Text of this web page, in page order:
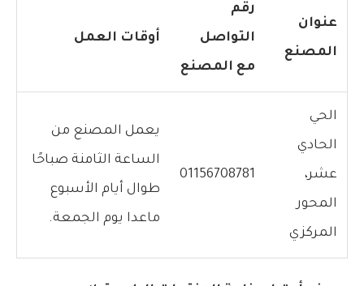
عنوان
المصنع
رقم
التواصل
مع المصنع
أوقات العمل
الحي
الحادي
عشر،
المحور
المركزي
01156708781
يعمل المصنع من
الساعة الثامنة صباحًا
طوال أيام الأسبوع
ماعدا يوم الجمعة.